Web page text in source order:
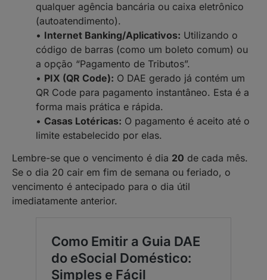
qualquer agência bancária ou caixa eletrônico
(autoatendimento).
• Internet Banking/Aplicativos: Utilizando o
código de barras (como um boleto comum) ou
a opção “Pagamento de Tributos”.
• PIX (QR Code): O DAE gerado já contém um
QR Code para pagamento instantâneo. Esta é a
forma mais prática e rápida.
• Casas Lotéricas: O pagamento é aceito até o
limite estabelecido por elas.
Lembre-se que o vencimento é dia 20 de cada mês.
Se o dia 20 cair em fim de semana ou feriado, o
vencimento é antecipado para o dia útil
imediatamente anterior.